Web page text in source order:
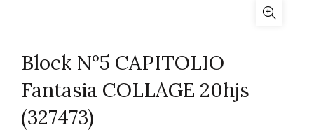
Block N°5 CAPITOLIO
Fantasia COLLAGE 20hjs
(327473)